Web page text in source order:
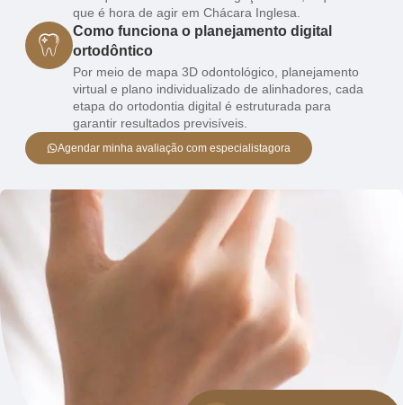
que é hora de agir em Chácara Inglesa.
Como funciona o planejamento digital
ortodôntico
Por meio de mapa 3D odontológico, planejamento
virtual e plano individualizado de alinhadores, cada
etapa do ortodontia digital é estruturada para
garantir resultados previsíveis.
Agendar minha avaliação com especialistagora